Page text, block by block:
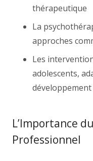
thérapeutique
La
approches
Les
adolescents,
développement
L’Importance
Professionnel